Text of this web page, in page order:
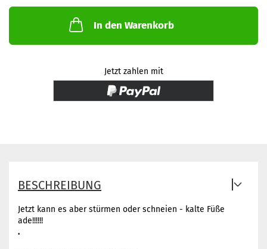
In den Warenkorb
Jetzt zahlen mit
BESCHREIBUNG
Jetzt kann es aber stürmen oder schneien - kalte Füße
ade!!!!!!
.